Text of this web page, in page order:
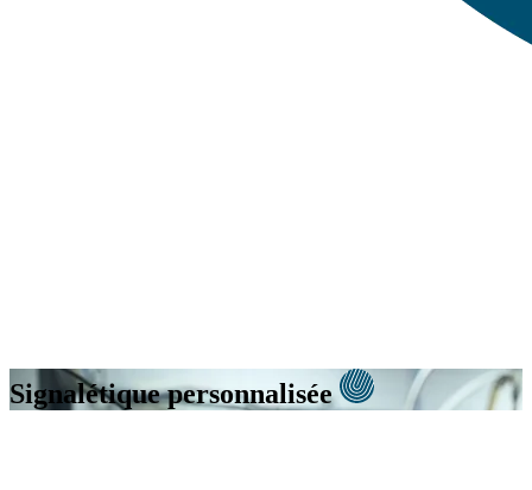
Signalétique personnalisée